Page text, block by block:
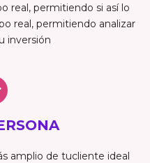
real, permitiendo si así lo
real, permitiendo analizar
inversión
amplio de tucliente ideal